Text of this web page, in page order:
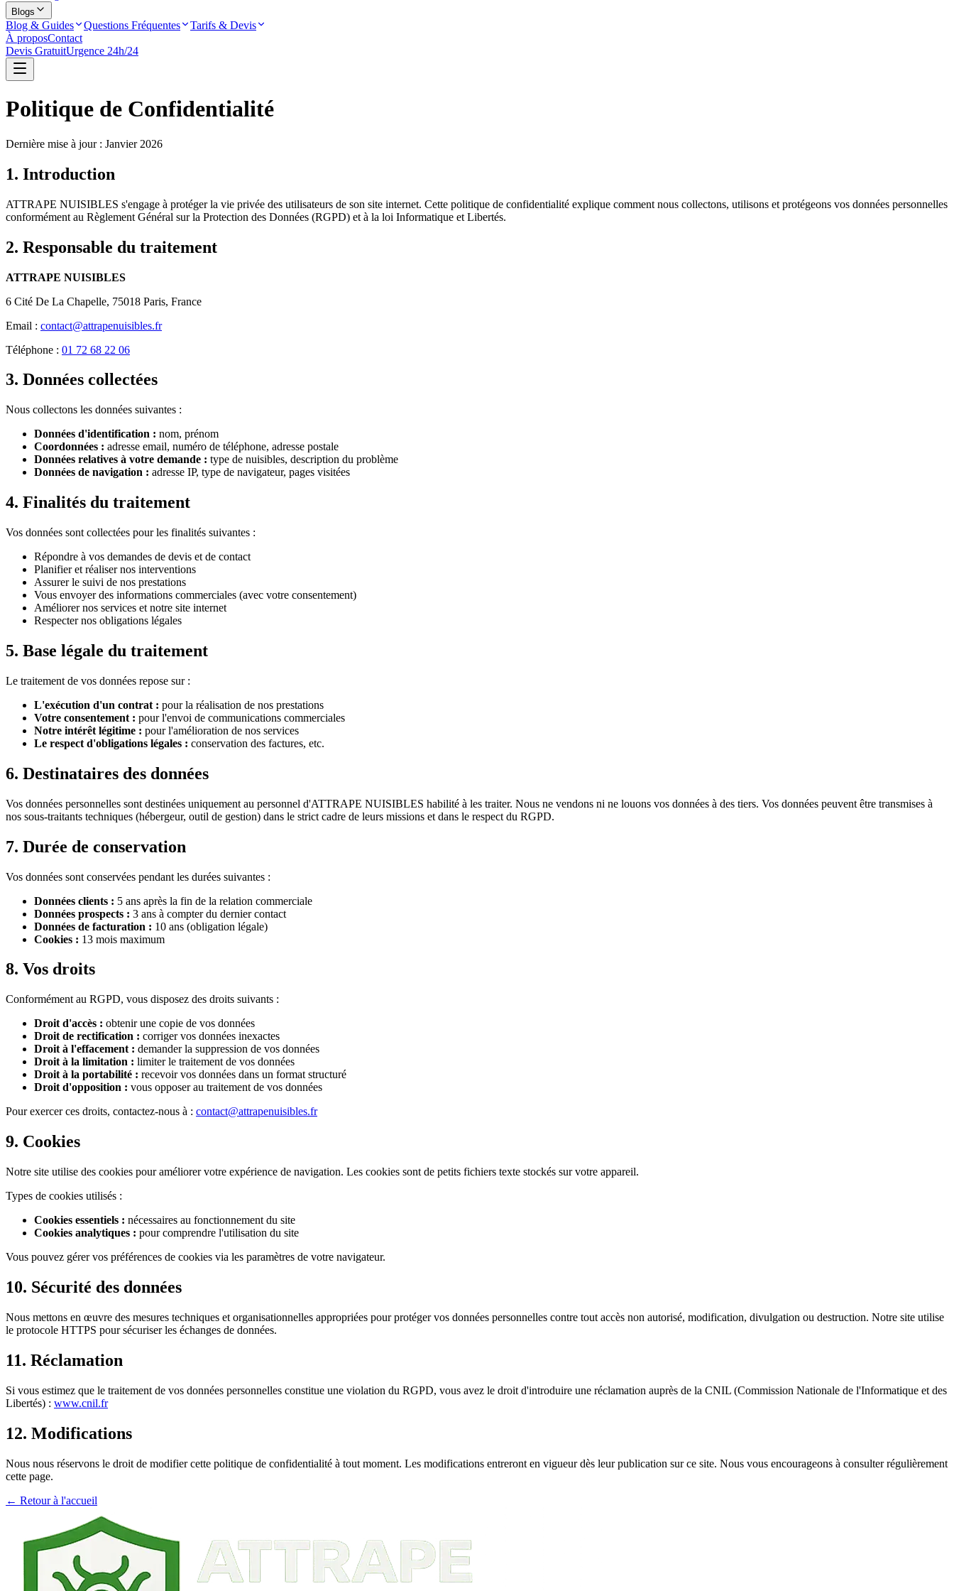
Blogs
Blog & Guides Questions Fréquentes
Tarifs & Devis
À proposContact
Devis GratuitUrgence 24h/24
Politique de Confidentialité
Dernière mise à jour : Janvier 2026
1. Introduction
ATTRAPE NUISIBLES s'engage à protéger la vie privée des utilisateurs de son site internet. Cette politique de confidentialité explique comment nous collectons, utilisons et protégeons vos données personnelles
conformément au Règlement Général sur la Protection des Données (RGPD) et à la loi Informatique et Libertés.
2. Responsable du traitement
ATTRAPE NUISIBLES
6 Cité De La Chapelle, 75018 Paris, France
Email : contact@attrapenuisibles.fr
Téléphone : 01 72 68 22 06
3. Données collectées
Nous collectons les données suivantes :
Données d'identification : nom, prénom
Coordonnées : adresse email, numéro de téléphone, adresse postale
Données relatives à votre demande : type de nuisibles, description du problème
Données de navigation : adresse IP, type de navigateur, pages visitées
4. Finalités du traitement
Vos données sont collectées pour les finalités suivantes :
Répondre à vos demandes de devis et de contact
Planifier et réaliser nos interventions
Assurer le suivi de nos prestations
Vous envoyer des informations commerciales (avec votre consentement)
Améliorer nos services et notre site internet
Respecter nos obligations légales
5. Base légale du traitement
Le traitement de vos données repose sur :
L'exécution d'un contrat : pour la réalisation de nos prestations
Votre consentement : pour l'envoi de communications commerciales
Notre intérêt légitime : pour l'amélioration de nos services
Le respect d'obligations légales : conservation des factures, etc.
6. Destinataires des données
Vos données personnelles sont destinées uniquement au personnel d'ATTRAPE NUISIBLES habilité à les traiter. Nous ne vendons ni ne louons vos données à des tiers. Vos données peuvent être transmises à
nos sous-traitants techniques (hébergeur, outil de gestion) dans le strict cadre de leurs missions et dans le respect du RGPD.
7. Durée de conservation
Vos données sont conservées pendant les durées suivantes :
Données clients : 5 ans après la fin de la relation commerciale
Données prospects : 3 ans à compter du dernier contact
Données de facturation : 10 ans (obligation légale)
Cookies : 13 mois maximum
8. Vos droits
Conformément au RGPD, vous disposez des droits suivants :
Droit d'accès : obtenir une copie de vos données
Droit de rectification : corriger vos données inexactes
Droit à l'effacement : demander la suppression de vos données
Droit à la limitation : limiter le traitement de vos données
Droit à la portabilité : recevoir vos données dans un format structuré
Droit d'opposition : vous opposer au traitement de vos données
Pour exercer ces droits, contactez-nous à : contact@attrapenuisibles.fr
9. Cookies
Notre site utilise des cookies pour améliorer votre expérience de navigation. Les cookies sont de petits fichiers texte stockés sur votre appareil.
Types de cookies utilisés :
Cookies essentiels : nécessaires au fonctionnement du site
Cookies analytiques : pour comprendre l'utilisation du site
Vous pouvez gérer vos préférences de cookies via les paramètres de votre navigateur.
10. Sécurité des données
Nous mettons en œuvre des mesures techniques et organisationnelles appropriées pour protéger vos données personnelles contre tout accès non autorisé, modification, divulgation ou destruction. Notre site utilise
le protocole HTTPS pour sécuriser les échanges de données.
11. Réclamation
Si vous estimez que le traitement de vos données personnelles constitue une violation du RGPD, vous avez le droit d'introduire une réclamation auprès de la CNIL (Commission Nationale de l'Informatique et des
Libertés) : www.cnil.fr
12. Modifications
Nous nous réservons le droit de modifier cette politique de confidentialité à tout moment. Les modifications entreront en vigueur dès leur publication sur ce site. Nous vous encourageons à consulter régulièrement
cette page.
← Retour à l'accueil